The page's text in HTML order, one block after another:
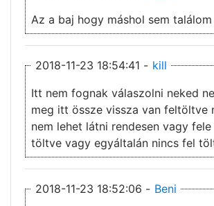
Az a baj hogy máshol sem találom
2018-11-23 18:54:41 - kill
Itt nem fognak válaszolni neked
meg itt össze vissza van feltöltve
nem lehet látni rendesen vagy
töltve vagy egyáltalán nincs fel
2018-11-23 18:52:06 - Beni